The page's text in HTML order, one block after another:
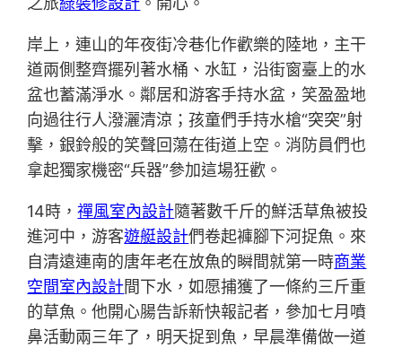
岸上，連山的年夜街冷巷化作歡樂的陸地，主干
道兩側整齊擺列著水桶、水缸，沿街窗臺上的水
盆也蓄滿淨水。鄰居和游客手持水盆，笑盈盈地
向過往行人潑灑清涼；孩童們手持水槍“突突”射
擊，銀鈴般的笑聲回蕩在街道上空。消防員們也
拿起獨家機密“兵器”參加這場狂歡。
14時，禪風室內設計隨著數千斤的鮮活草魚被投
進河中，游客遊艇設計們卷起褲腳下河捉魚。來
自清遠連南的唐年老在放魚的瞬間就第一時商業
空間室內設計間下水，如愿捕獲了一條約三斤重
的草魚。他開心腸告訴新快報記者，參加七月噴
鼻活動兩三年了，明天捉到魚，早晨準備做一道